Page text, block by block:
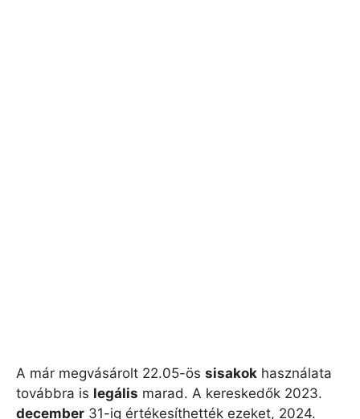
A már megvásárolt 22.05-ös sisakok használata
továbbra is legális marad. A kereskedők 2023.
december 31-ig értékesíthették ezeket, 2024.